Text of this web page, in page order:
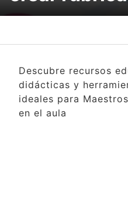
Descubre recursos
didácticas y
ideales para
en el aula